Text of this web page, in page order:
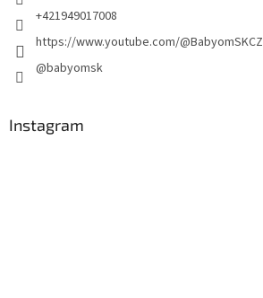
+421949017008
https://www.youtube.com/@BabyomSKCZ
@babyomsk
Instagram